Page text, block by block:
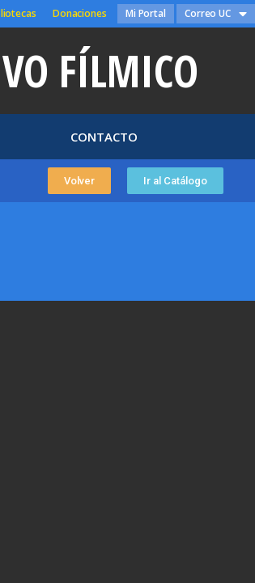
Donaciones Mi Portal Correo UC
FÍLMICO
CONTACTO
Volver Ir al Catálogo